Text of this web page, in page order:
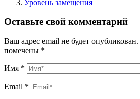
Уровень замещения
Оставьте свой комментарий
Ваш адрес email не будет опубликован.
помечены *
Имя *
Email *